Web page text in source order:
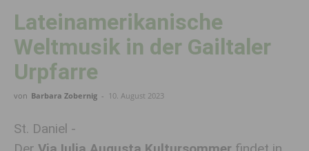
Lateinamerikanische
Weltmusik in der Gailtaler
Urpfarre
von Barbara Zobernig - 10. August 2023
St. Daniel -